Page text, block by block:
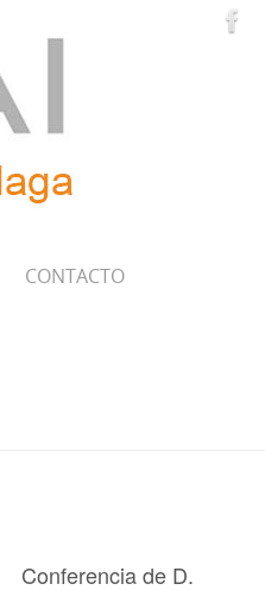
CONTACTO
Conferencia de D.